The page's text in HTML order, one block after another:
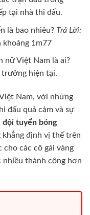
tại nhà thi đấu.
là bao nhiêu? Trả Lời:
1m77
nữ Việt Nam là ai?
trưởng hiện tại.
Nam, với những
đấu quả cảm và sự
đội tuyển bóng
khẳng định vị thế trên
các cô gái vàng
nhiều thành công hơn